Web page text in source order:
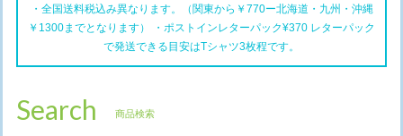
・全国送料税込み異なります。（関東から￥770ー北海道・九州・沖縄
￥1300までとなります） ・ポストインレターパック¥370 レターパック
で発送できる目安はTシャツ3枚程です。
Search 商品検索